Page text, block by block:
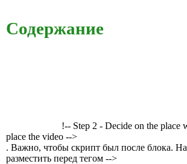
Содержание
!-- Step 2 - Decide on the place
place the video -->
. Важно, чтобы скрипт был после блока.
разместить перед тегом -->